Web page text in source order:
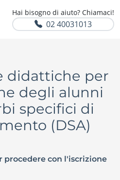
Hai bisogno di aiuto? Chiamaci!
02 40031013
didattiche per
degli alunni
specifici di
(DSA)
procedere con l'iscrizione